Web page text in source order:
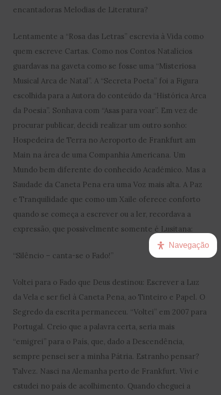
encantadoras Melodias de Literatura?
Lentamente a “Rosa das Letras” escrevia à Vida como
quem escreve Cartas. Como nos Contos Natalícios
guardavas na gaveta como se fosse uma “Misteriosa
Musical Arca de Natal”. A “Secreta Poeta” foi a Figura
escolhida para a Autora do conteúdo da “Histórica Arca
da Poesia”. Sonhava com “Asas para voar”. Em vez de
procurar publicar, decidi realizar um outro sonho:
Hospedeira de Terra no Aeroporto de Frankfurt am
Main na área de uma Companhia Americana. Um
Mundo bem diferente do conhecido Académico. Mas a
Saudade da Caneta Pena era uma Voz mais alta. A Paz
e Tranquilidade que como um Xaile oferece conforto
quando se começa a escrever ou a ler, recordava a
expressão, que possivelmente somente é Lusitana:
“Silêncio – canta-se o Fado!”
Voltei para o Fado que Deus destinou: Escrever a Luz
da Vela e ser fiel à Caneta Pena, ao Tinteiro e Papel. O
Segredo da escrita permaneceu. “Voltei” em 2007 para
Portugal. Creio que a palavra certa, seria mais
“emigrei” para o País, que, dado a Descendência,
sempre pensei ser a minha Pátria. Estranho pensar?
Talvez. Nasci na Alemanha perto de Frankfurt. Vivi e
estudei no país de acolhimento. Quando cheguei a
Navegação